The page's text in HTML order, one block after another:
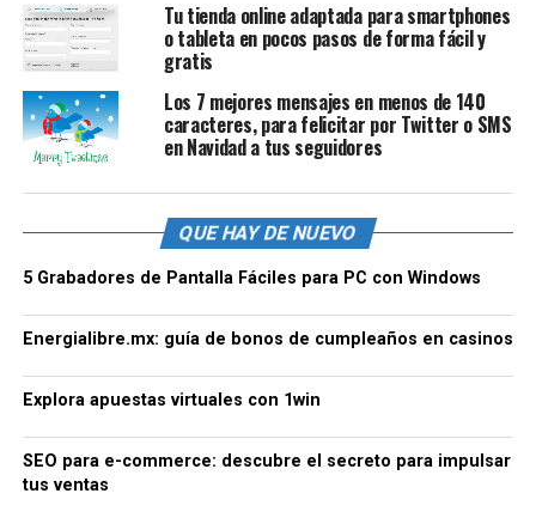
Tu tienda online adaptada para smartphones
o tableta en pocos pasos de forma fácil y
gratis
Los 7 mejores mensajes en menos de 140
caracteres, para felicitar por Twitter o SMS
en Navidad a tus seguidores
QUE HAY DE NUEVO
5 Grabadores de Pantalla Fáciles para PC con Windows
Energialibre.mx: guía de bonos de cumpleaños en casinos
Explora apuestas virtuales con 1win
SEO para e-commerce: descubre el secreto para impulsar
tus ventas